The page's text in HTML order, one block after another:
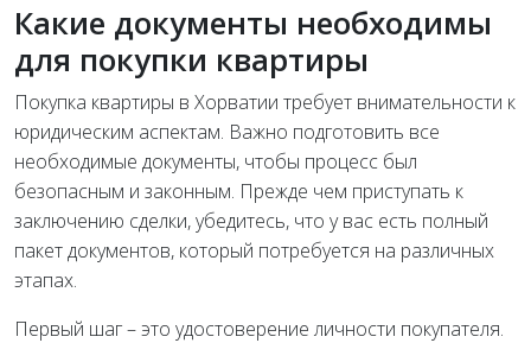
Какие документы необходимы
для покупки квартиры
Покупка квартиры в Хорватии требует внимательности к
юридическим аспектам. Важно подготовить все
необходимые документы, чтобы процесс был
безопасным и законным. Прежде чем приступать к
заключению сделки, убедитесь, что у вас есть полный
пакет документов, который потребуется на различных
этапах.
Первый шаг – это удостоверение личности покупателя.